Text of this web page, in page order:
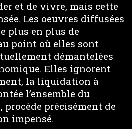
et de vivre, mais cette
Les oeuvres diffusées
plus en plus de
point où elles sont
démantelées
Elles ignorent
la liquidation à
l’ensemble du
précisément de
impensé.